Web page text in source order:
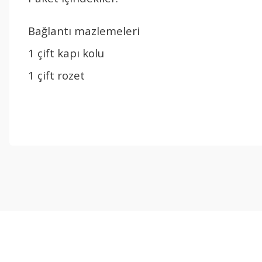
Bağlantı mazlemeleri
1 çift kapı kolu
1 çift rozet